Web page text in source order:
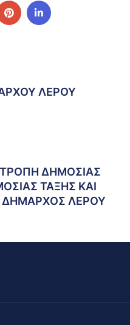
ΛΕΡΟΥ
ΔΗΜΟΣΙΑΣ
ΤΑΞΗΣ ΚΑΙ
ΔΗΜΑΡΧΟΣ ΛΕΡΟΥ